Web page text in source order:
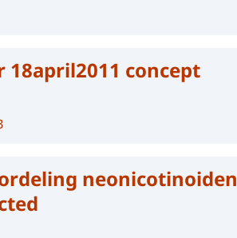
18april2011 concept
neonicotinoiden